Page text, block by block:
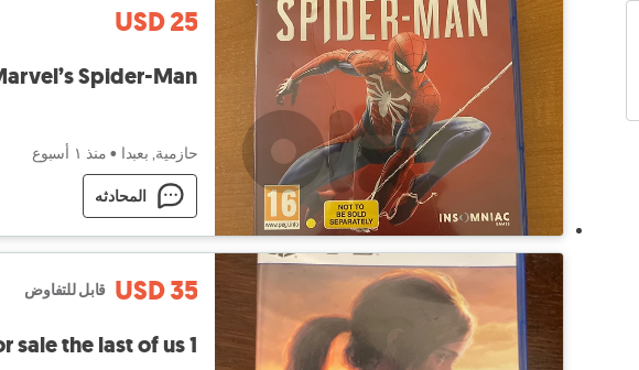
USD 25
Spider-Man
حازمية, بعبدا • منذ ١ أسبوع
المحادثه
USD 35 قابل للتفاوض
sale the last of us 1